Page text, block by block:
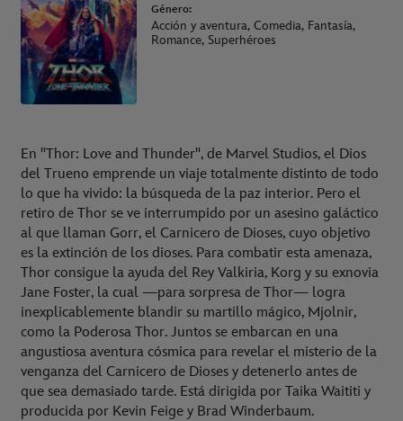
Género:
Acción y aventura, Comedia, Fantasía,
Romance, Superhéroes
En "Thor: Love and Thunder", de Marvel Studios, el Dios
del Trueno emprende un viaje totalmente distinto de todo
lo que ha vivido: la búsqueda de la paz interior. Pero el
retiro de Thor se ve interrumpido por un asesino galáctico
al que llaman Gorr, el Carnicero de Dioses, cuyo objetivo
es la extinción de los dioses. Para combatir esta amenaza,
Thor consigue la ayuda del Rey Valkiria, Korg y su exnovia
Jane Foster, la cual —para sorpresa de Thor— logra
inexplicablemente blandir su martillo mágico, Mjolnir,
como la Poderosa Thor. Juntos se embarcan en una
angustiosa aventura cósmica para revelar el misterio de la
venganza del Carnicero de Dioses y detenerlo antes de
que sea demasiado tarde. Está dirigida por Taika Waititi y
producida por Kevin Feige y Brad Winderbaum.